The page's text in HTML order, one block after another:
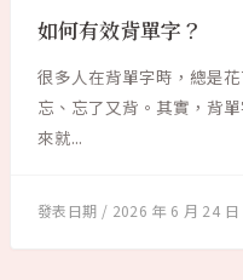
如何有效背單字？
很多人在背單字時，總是
忘、忘了又背。其實，背
來就...
2026 年 6 月 24 日